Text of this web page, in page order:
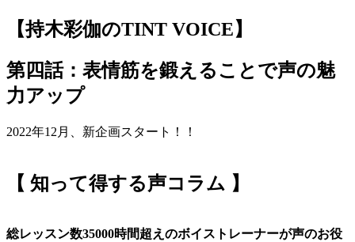
【持木彩伽のTINT VOICE】
第四話：表情筋を鍛えることで声の魅
力アップ
2022年12月、新企画スタート！！
【 知って得する声コラム 】
総レッスン数35000時間超えのボイストレーナーが声のお役